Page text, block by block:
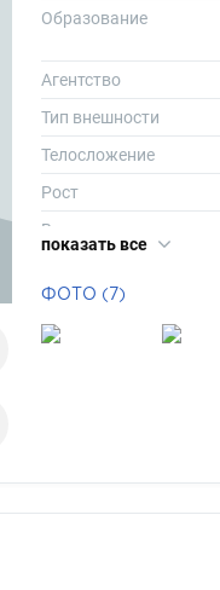
Образование
Агентство
Тип внешности
Телосложение
Рост
Вес
Длина волос
Цвет волос
показать все
ФОТО (7)